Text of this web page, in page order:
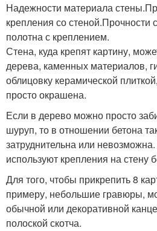
Надежности материала
крепления со
полотна с креплением.
Стена, куда крепят картину,
дерева, каменных материалов,
облицовку керамической
просто окрашена.
Если в дерево можно просто
шуруп, то в отношении бетона
затруднительна или
используют крепления на стену
Для того, чтобы прикрепить 8
примеру, небольшие гравюры,
обычной или декоративной
полоской скотча.